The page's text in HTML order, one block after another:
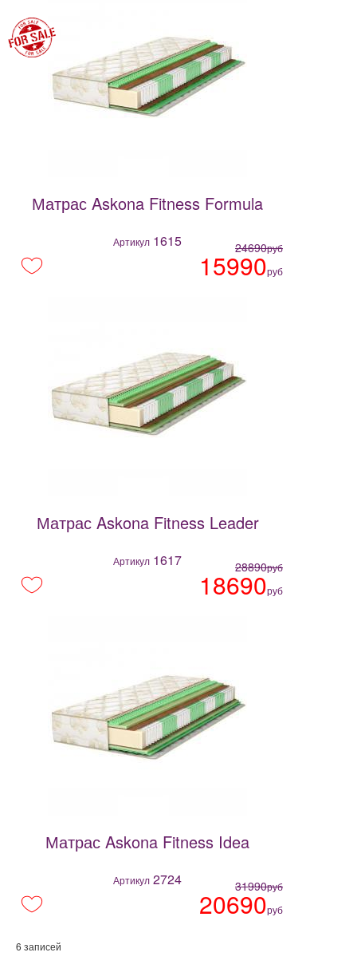
Матрас Askona Fitness Formula
Артикул 1615 24690руб
15990руб
Матрас Askona Fitness Leader
Артикул 1617 28890руб
18690руб
Матрас Askona Fitness Idea
Артикул 2724 31990руб
20690руб
6 записей